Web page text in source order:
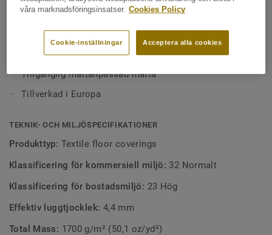
VIKTIGA EGENSKAPER
Elegant vävstruktur med sisalinspirerad design
100 % naturliga fibrer – en kombination av ull och gethår
Tillgänglig måttanpassad matta
Tillverkad i Europa
TEKNIK- OCH MILJÖSPECIFIKATIONER
Produkttyp: Textile floor coverings
Klassificering för kommersiell miljö: 32 Normalt
Klassificering för bostadsmiljö: 23 Hög
Effektiv luggtjocklek: 4,4 mm
Total Mass: 1700 g/m² (50,1 oz/yd²)
våra marknadsföringsinsatser. Cookies Policy
Acceptera alla cookies
Cookie-inställningar